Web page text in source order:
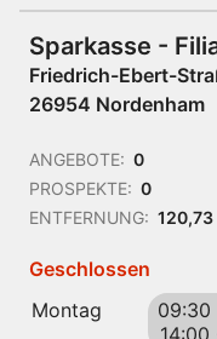
Sparkasse -
Friedrich-Ebert-
26954 Nordenham
ANGEBOTE: 0
PROSPEKTE: 0
ENTFERNUNG: 120,73
Geschlossen
Montag
09:30
14:00